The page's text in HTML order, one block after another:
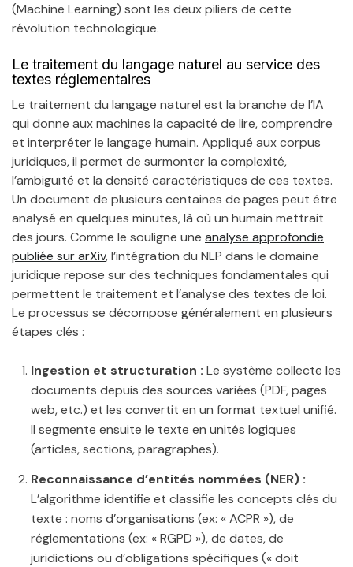
(Machine Learning) sont les deux piliers de cette
révolution technologique.
Le traitement du langage naturel au service des
textes réglementaires
Le traitement du langage naturel est la branche de l’IA
qui donne aux machines la capacité de lire, comprendre
et interpréter le langage humain. Appliqué aux corpus
juridiques, il permet de surmonter la complexité,
l’ambiguïté et la densité caractéristiques de ces textes.
Un document de plusieurs centaines de pages peut être
analysé en quelques minutes, là où un humain mettrait
des jours. Comme le souligne une analyse approfondie
publiée sur arXiv, l’intégration du NLP dans le domaine
juridique repose sur des techniques fondamentales qui
permettent le traitement et l’analyse des textes de loi.
Le processus se décompose généralement en plusieurs
étapes clés :
Ingestion et structuration : Le système collecte les
documents depuis des sources variées (PDF, pages
web, etc.) et les convertit en un format textuel unifié.
Il segmente ensuite le texte en unités logiques
(articles, sections, paragraphes).
Reconnaissance d’entités nommées (NER) :
L’algorithme identifie et classifie les concepts clés du
texte : noms d’organisations (ex: « ACPR »), de
réglementations (ex: « RGPD »), de dates, de
juridictions ou d’obligations spécifiques (« doit